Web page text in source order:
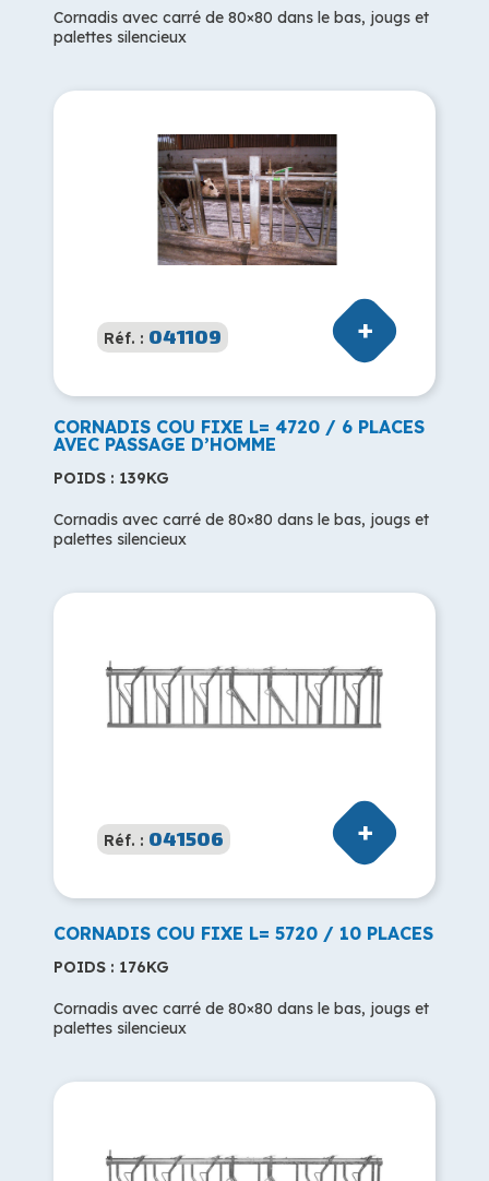
Cornadis avec carré de 80×80 dans le bas, jougs et
palettes silencieux
Réf. : 041109
CORNADIS COU FIXE L= 4720 / 6 PLACES
AVEC PASSAGE D’HOMME
POIDS : 139KG
Cornadis avec carré de 80×80 dans le bas, jougs et
palettes silencieux
Réf. : 041506
CORNADIS COU FIXE L= 5720 / 10 PLACES
POIDS : 176KG
Cornadis avec carré de 80×80 dans le bas, jougs et
palettes silencieux